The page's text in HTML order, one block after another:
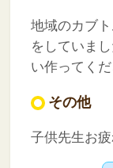
地域のカブ
をしていま
い作ってく
その他
子供先生お疲